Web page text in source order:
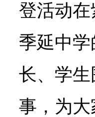
登活动
季延中
长、学
事，为大